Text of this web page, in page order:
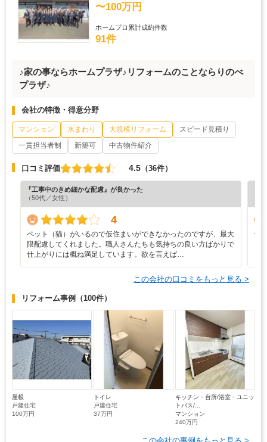
〜100万円
ホームプロ累計成約件数
91件
♪家の事ならホームプラザ♪リフォームのことならりのべ
プラザ♪
会社の特徴・得意分野
マンション 水まわり 大規模リフォーム
スピード見積り
一貫担当者制
新築可 中古物件紹介
口コミ評価 4.5 （36件）
『工事中のきめ細かな配慮』が良かった
（50代／女性）
4
ペット（猫）がいるので仮住まいができなかったのですが、最大
限配慮してくれました。職人さんたちも気持ちの良い方ばかりで
仕上がりには概ね満足しています。欲を言えば…
一
この会社の口コミをもっと見る >
リフォーム事例 （100件）
屋根
戸建住宅
100万円
トイレ
戸建住宅
37万円
キッチン・台所/浴室・ユニッ
トバス/...
マンション
240万円